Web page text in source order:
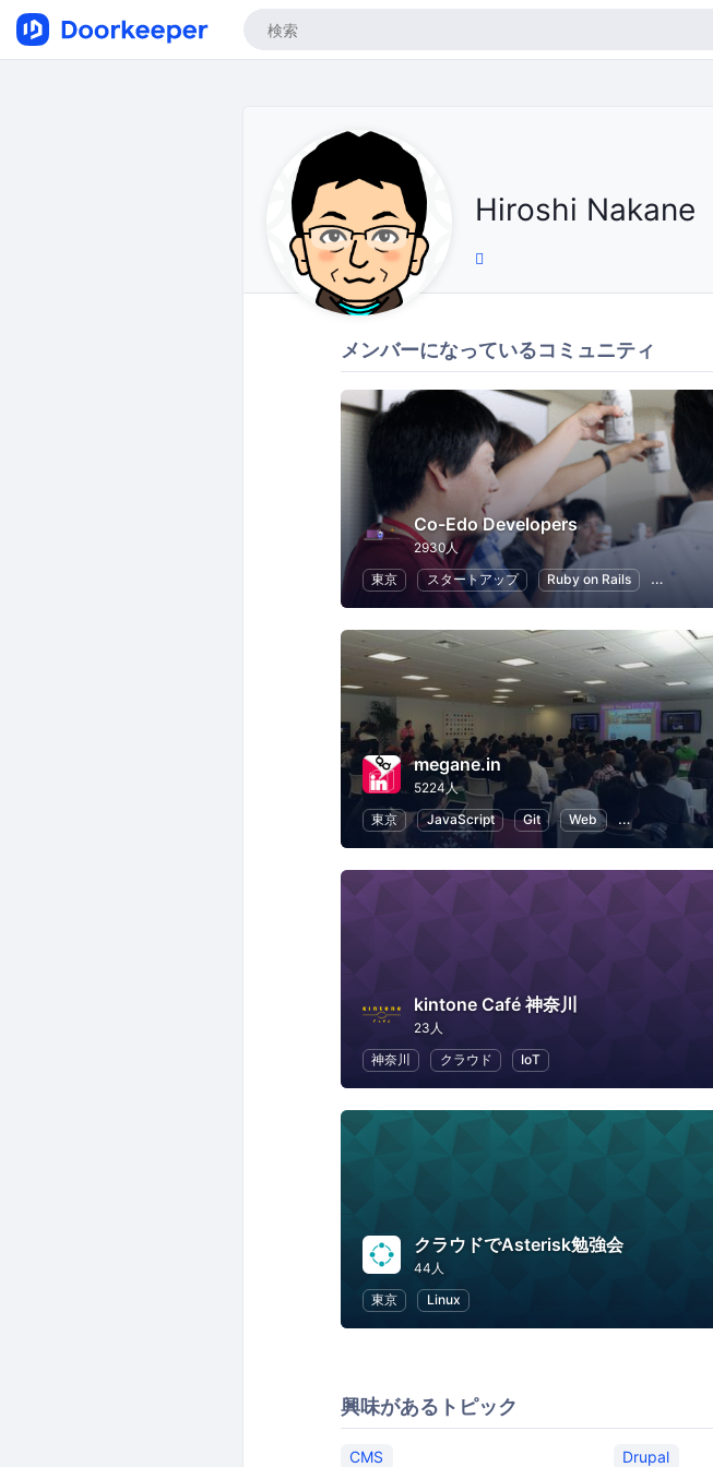
Hiroshi Nakane
メンバーになっているコミュニティ
Co-Edo Developers
2930人
東京
スタートアップ Ruby on Rails Git
megane.in
5224人
東京
JavaScript Git Web WordPress
kintone Café 神奈川
23人
神奈川
クラウド IoT
クラウドでAsterisk勉強会
44人
東京
Linux
興味があるトピック
CMS Drupal